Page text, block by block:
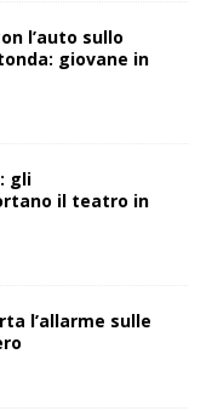
l’auto sullo
giovane in
gli
il teatro in
l’allarme sulle